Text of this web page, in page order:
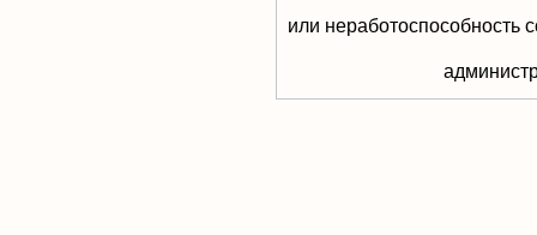
или неработоспособность